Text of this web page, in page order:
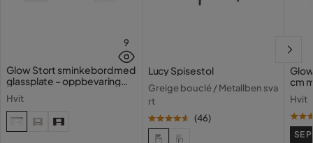
9
Glow Stort sminkebord med
glassplate – oppbevaring
med skuffer og rom 120 cm
Hvit
Lucy Spisestol
Greige bouclé / Metallben sva
rt
(46)
cm
med
Hvit
SE